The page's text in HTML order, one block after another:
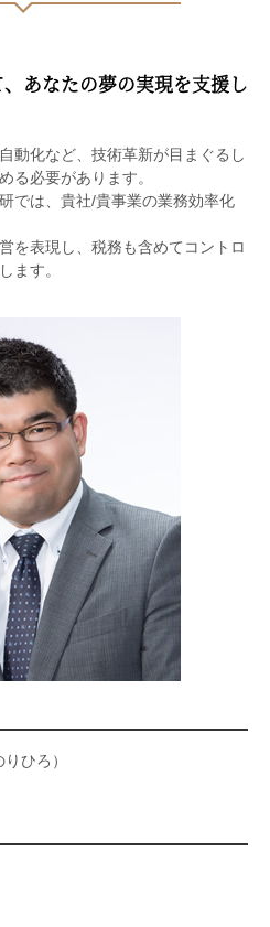
あなたの夢の実現を支援し
動化など、技術革新が目まぐるし
る必要があります。
では、貴社/貴事業の業務効率化
を表現し、税務も含めてコントロ
ます。
ひろ）